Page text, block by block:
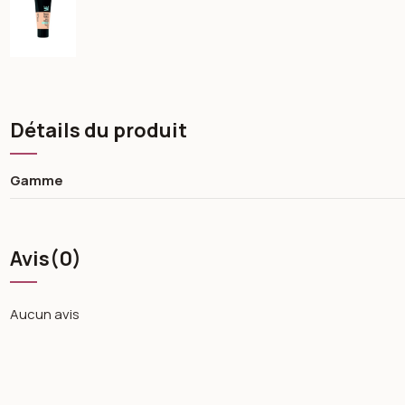
Détails du produit
Gamme
Avis(0)
Aucun avis